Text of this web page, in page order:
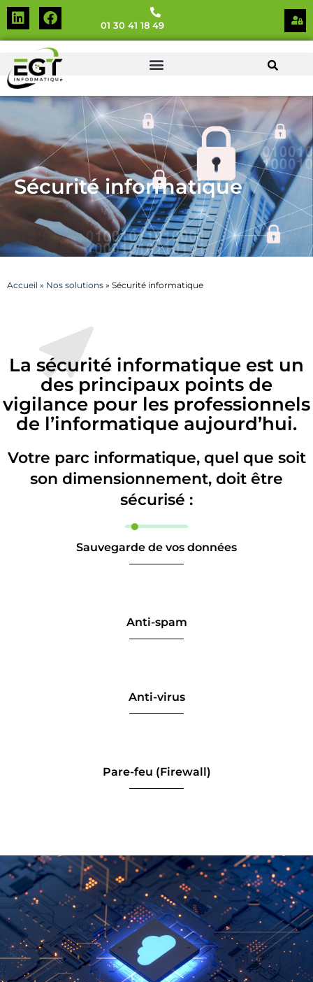
01 30 41 18 49
Sécurité informatique
Accueil » Nos solutions » Sécurité informatique
La sécurité informatique est un
des principaux points de
vigilance pour les professionnels
de l’informatique aujourd’hui.
Votre parc informatique, quel que soit
son dimensionnement, doit être
sécurisé :
Sauvegarde de vos données
Anti-spam
Anti-virus
Pare-feu (Firewall)